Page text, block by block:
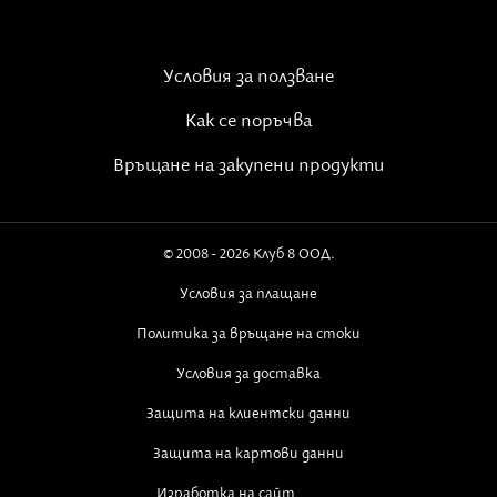
това не съм истинският аз. Бихте могли да
свържете това утвърждение с дишането си.
Когато вдишвате, казвайте: „Аз не съм това
Изпълнявайте тази практика двайсетина минути
Условия за ползване
Как се поръчва
Връщане на закупени продукти
© 2008 - 2026 Клуб 8 ООД.
Условия за плащане
Политика за връщане на стоки
Условия за доставка
Защита на клиентски данни
Защита на картови данни